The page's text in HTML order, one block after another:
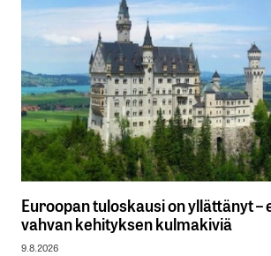
Euroopan tuloskausi on yllättänyt
vahvan kehityksen kulmakiviä
9.8.2026